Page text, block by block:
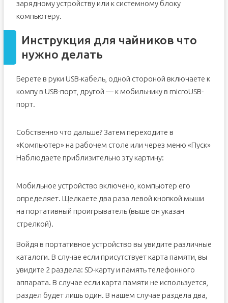
зарядному устройству или к системному блоку
компьютеру.
Инструкция для чайников что
нужно делать
Берете в руки USB-кабель, одной стороной включаете к
компу в USB-порт, другой — к мобильнику в microUSB-
порт.
Собственно что дальше? Затем переходите в
«Компьютер» на рабочем столе или через меню «Пуск»
Наблюдаете приблизительно эту картину:
Мобильное устройство включено, компьютер его
определяет. Щелкаете два раза левой кнопкой мыши
на портативный проигрыватель (выше он указан
стрелкой).
Войдя в портативное устройство вы увидите различные
каталоги. В случае если присутствует карта памяти, вы
увидите 2 раздела: SD-карту и память телефонного
аппарата. В случае если карта памяти не используется,
раздел будет лишь один. В нашем случае раздела два,